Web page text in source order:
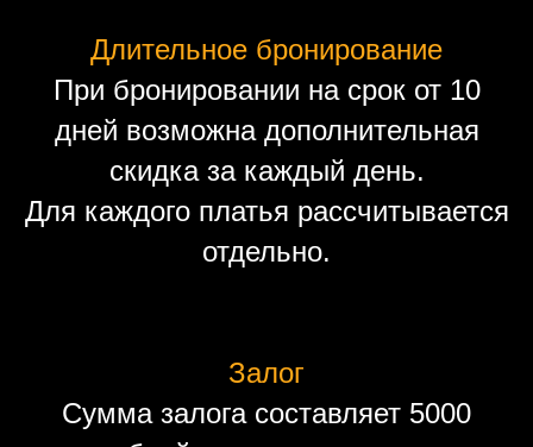
Длительное бронирование
При бронировании на срок от 10
дней возможна дополнительная
скидка за каждый день.
Для каждого платья рассчитывается
отдельно.
Залог
Сумма залога составляет 5000